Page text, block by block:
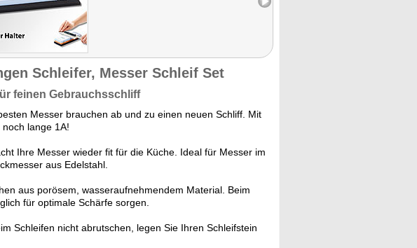
Schleifer, Messer Schleif Set
feinen Gebrauchsschliff
Messer brauchen ab und zu einen neuen Schliff. Mit
lange 1A!
Ihre Messer wieder fit für die Küche. Ideal für Messer im
aus Edelstahl.
aus porösem, wasseraufnehmendem Material. Beim
für optimale Schärfe sorgen.
Schleifen nicht abrutschen, legen Sie Ihren Schleifstein